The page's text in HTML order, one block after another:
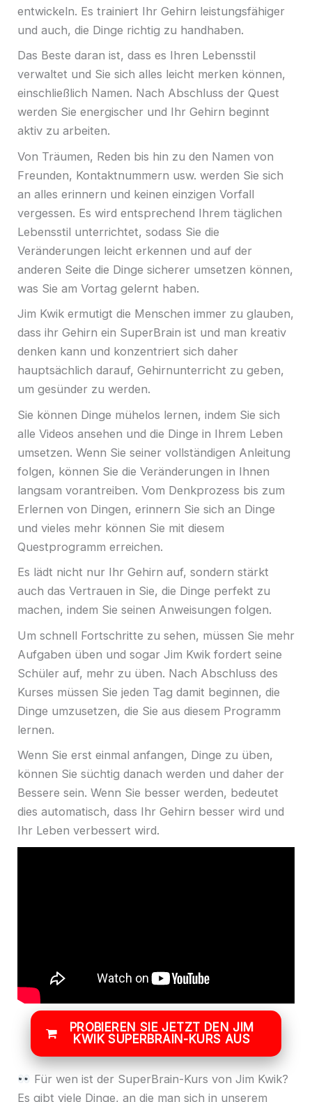
entwickeln. Es trainiert Ihr Gehirn leistungsfähiger
und auch, die Dinge richtig zu handhaben.
Das Beste daran ist, dass es Ihren Lebensstil
verwaltet und Sie sich alles leicht merken können,
einschließlich Namen. Nach Abschluss der Quest
werden Sie energischer und Ihr Gehirn beginnt
aktiv zu arbeiten.
Von Träumen, Reden bis hin zu den Namen von
Freunden, Kontaktnummern usw. werden Sie sich
an alles erinnern und keinen einzigen Vorfall
vergessen. Es wird entsprechend Ihrem täglichen
Lebensstil unterrichtet, sodass Sie die
Veränderungen leicht erkennen und auf der
anderen Seite die Dinge sicherer umsetzen können,
was Sie am Vortag gelernt haben.
Jim Kwik ermutigt die Menschen immer zu glauben,
dass ihr Gehirn ein SuperBrain ist und man kreativ
denken kann und konzentriert sich daher
hauptsächlich darauf, Gehirnunterricht zu geben,
um gesünder zu werden.
Sie können Dinge mühelos lernen, indem Sie sich
alle Videos ansehen und die Dinge in Ihrem Leben
umsetzen. Wenn Sie seiner vollständigen Anleitung
folgen, können Sie die Veränderungen in Ihnen
langsam vorantreiben. Vom Denkprozess bis zum
Erlernen von Dingen, erinnern Sie sich an Dinge
und vieles mehr können Sie mit diesem
Questprogramm erreichen.
Es lädt nicht nur Ihr Gehirn auf, sondern stärkt
auch das Vertrauen in Sie, die Dinge perfekt zu
machen, indem Sie seinen Anweisungen folgen.
Um schnell Fortschritte zu sehen, müssen Sie mehr
Aufgaben üben und sogar Jim Kwik fordert seine
Schüler auf, mehr zu üben. Nach Abschluss des
Kurses müssen Sie jeden Tag damit beginnen, die
Dinge umzusetzen, die Sie aus diesem Programm
lernen.
Wenn Sie erst einmal anfangen, Dinge zu üben,
können Sie süchtig danach werden und daher der
Bessere sein. Wenn Sie besser werden, bedeutet
dies automatisch, dass Ihr Gehirn besser wird und
Ihr Leben verbessert wird.
PROBIEREN SIE JETZT DEN JIM
KWIK SUPERBRAIN-KURS AUS
Für wen ist der SuperBrain-Kurs von Jim Kwik?
Es gibt viele Dinge, an die man sich in unserem